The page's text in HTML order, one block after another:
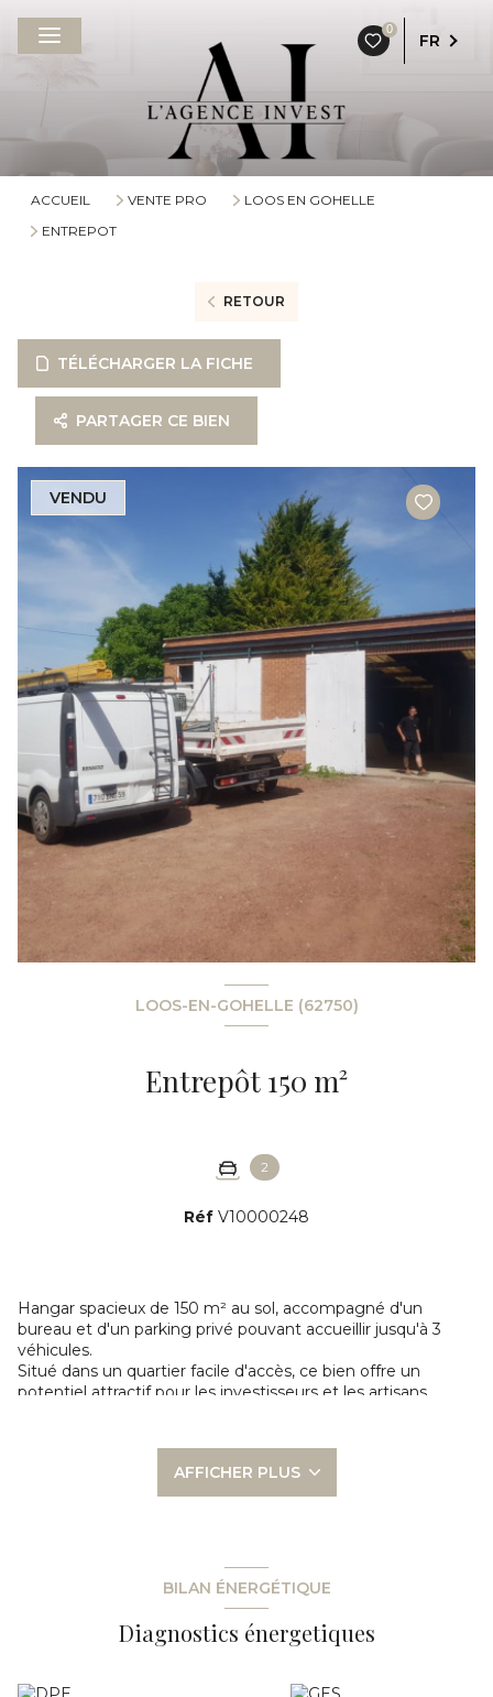
0
FR
ACCUEIL VENTE PRO
LOOS EN GOHELLE
ENTREPOT
RETOUR
TÉLÉCHARGER LA FICHE
PARTAGER CE BIEN
VENDU
LOOS-EN-GOHELLE (62750)
Entrepôt 150 m²
2
Réf V10000248
Hangar spacieux de 150 m² au sol, accompagné d'un
bureau et d'un parking privé pouvant accueillir jusqu'à 3
véhicules.
Situé dans un quartier facile d'accès, ce bien offre un
potentiel attractif pour les investisseurs et les artisans.
Superficie au sol : 150 m²
Bureau fonctionnel inclus
Parking privé pour 3 places
Le hangar offre une multitude d'options d'utilisation, allant
du stockage industriel, activités artisanales, aux possibilités
facilite la circulation des véhicules et l'approvisionnement.
AFFICHER PLUS
BILAN ÉNERGÉTIQUE
Diagnostics énergetiques